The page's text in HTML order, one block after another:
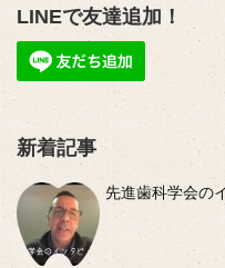
LINEで友達追加！
新着記事
先進歯科学会の